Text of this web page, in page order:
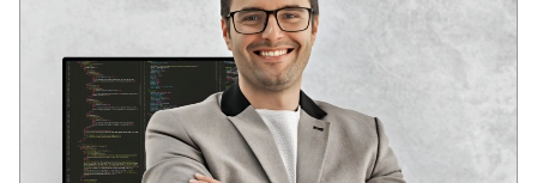
Два профильных образования в области разработки
программного обеспечения
В юном возрасте оценил потенциал информационных
технологий: глобализацию и глубину интеграции IT-
решений в социальные структуры современного общества.
Опыт в различных IT областях с 2006 года. Аналитическое
системное мышление. Компетенции для решения задача
бизнеса, DevOps, Full stack, SEO.